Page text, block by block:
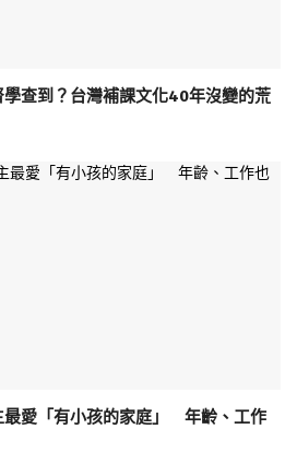
查到？台灣補課文化40年沒變的荒
最愛「有小孩的家庭」 年齡、工作